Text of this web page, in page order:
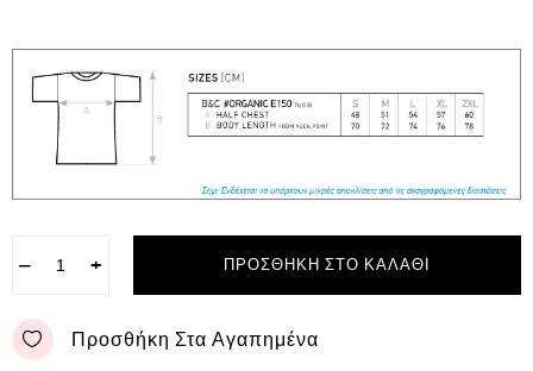
− + ΠΡΟΣΘΉΚΗ ΣΤΟ ΚΑΛΆΘΙ
Προσθήκη Στα Αγαπημένα